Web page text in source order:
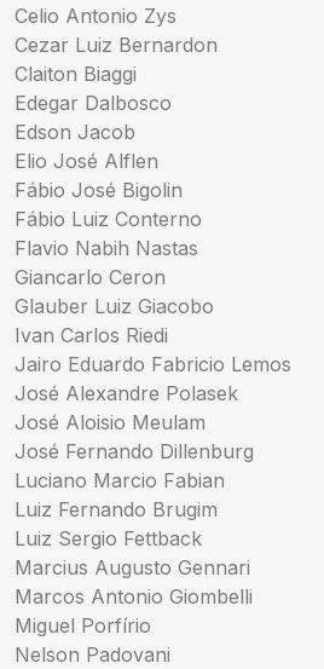
Celio Antonio Zys
Cezar Luiz Bernardon
Claiton Biaggi
Edegar Dalbosco
Edson Jacob
Elio José Alflen
Fábio José Bigolin
Fábio Luiz Conterno
Flavio Nabih Nastas
Giancarlo Ceron
Glauber Luiz Giacobo
Ivan Carlos Riedi
Jairo Eduardo Fabricio Lemos
José Alexandre Polasek
José Aloisio Meulam
José Fernando Dillenburg
Luciano Marcio Fabian
Luiz Fernando Brugim
Luiz Sergio Fettback
Marcius Augusto Gennari
Marcos Antonio Giombelli
Miguel Porfírio
Nelson Padovani